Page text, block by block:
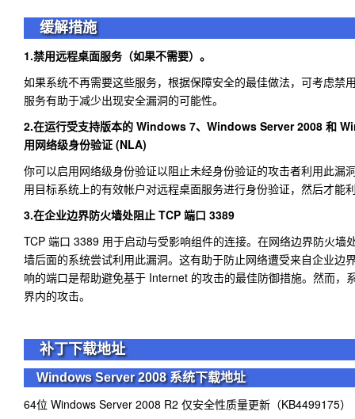
缓解措施
1.禁用远程桌面服务（如果不需要）。
如果系统不再需要这些服务，根据保障安全的最佳做法，可考虑禁
服务有助于减少出现安全漏洞的可能性。
2.在运行受支持版本的 Windows 7、Windows Server 2008 和
用网络级身份验证 (NLA)
你可以启用网络级身份验证以阻止未经身份验证的攻击者利用此漏
用目标系统上的有效帐户对远程桌面服务进行身份验证，然后才能
3.在企业边界防火墙处阻止 TCP 端口 3389
TCP 端口 3389 用于启动与受影响组件的连接。在网络边界防火墙
墙后面的系统尝试利用此漏洞。这有助于防止网络遭受来自企业边
响的端口是帮助避免基于 Internet 的攻击的最佳防御措施。然而，
界内的攻击。
补丁下载地址
Windows Server 2008 系统下载地址
64位 Windows Server 2008 R2 仅安全性质量更新（KB4499175）